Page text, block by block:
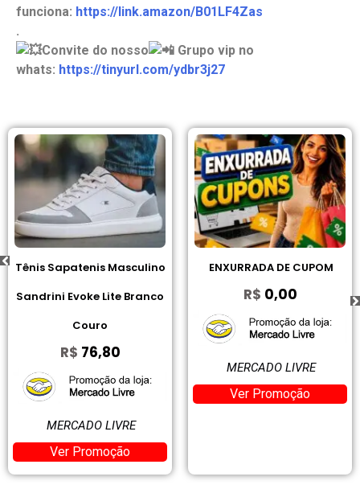
funciona: https://link.amazon/B01LF4Zas
.
Convite do nosso
Grupo vip no
whats: https://tinyurl.com/ydbr3j27
Tênis Sapatenis Masculino
Sandrini Evoke Lite Branco
Couro
R$76,80
Ver Promoção
MERCADO LIVRE
ENXURRADA DE CUPOM
R$0,00
Ver Promoção
MERCADO LIVRE